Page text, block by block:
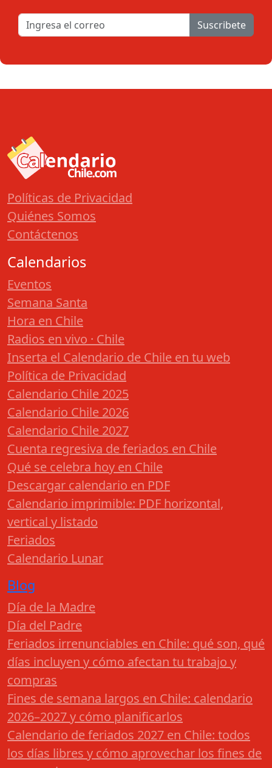
Suscribete
Políticas de Privacidad
Quiénes Somos
Contáctenos
Calendarios
Eventos
Semana Santa
Hora en Chile
Radios en vivo · Chile
Inserta el Calendario de Chile en tu web
Política de Privacidad
Calendario Chile 2025
Calendario Chile 2026
Calendario Chile 2027
Cuenta regresiva de feriados en Chile
Qué se celebra hoy en Chile
Descargar calendario en PDF
Calendario imprimible: PDF horizontal,
vertical y listado
Feriados
Calendario Lunar
Blog
Día de la Madre
Día del Padre
Feriados irrenunciables en Chile: qué son, qué
días incluyen y cómo afectan tu trabajo y
compras
Fines de semana largos en Chile: calendario
2026–2027 y cómo planificarlos
Calendario de feriados 2027 en Chile: todos
los días libres y cómo aprovechar los fines de